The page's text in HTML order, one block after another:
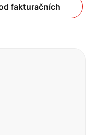
fakturačních